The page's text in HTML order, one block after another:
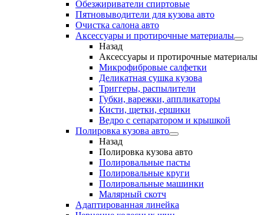
Обезжириватели спиртовые
Пятновыводители для кузова авто
Очистка салона авто
Аксессуары и протирочные материалы
Назад
Аксессуары и протирочные материалы
Микрофибровые салфетки
Деликатная сушка кузова
Триггеры, распылители
Губки, варежки, аппликаторы
Кисти, щетки, ершики
Ведро с сепаратором и крышкой
Полировка кузова авто
Назад
Полировка кузова авто
Полировальные пасты
Полировальные круги
Полировальные машинки
Малярный cкотч
Адаптированная линейка